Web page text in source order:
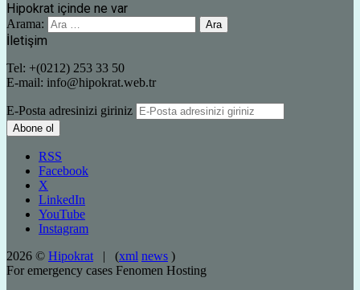
Hipokrat içinde ne var
Arama:
İletişim
Tel: +(0212) 253 33 50
E-mail: info@hipokrat.web.tr
E-Posta adresinizi giriniz
RSS
Facebook
X
LinkedIn
YouTube
Instagram
2026 © Hipokrat | (xml news )
For emergency cases Fenomen Hosting